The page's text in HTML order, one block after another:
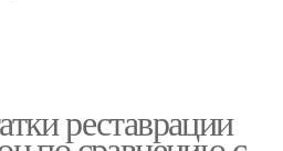
реставрации